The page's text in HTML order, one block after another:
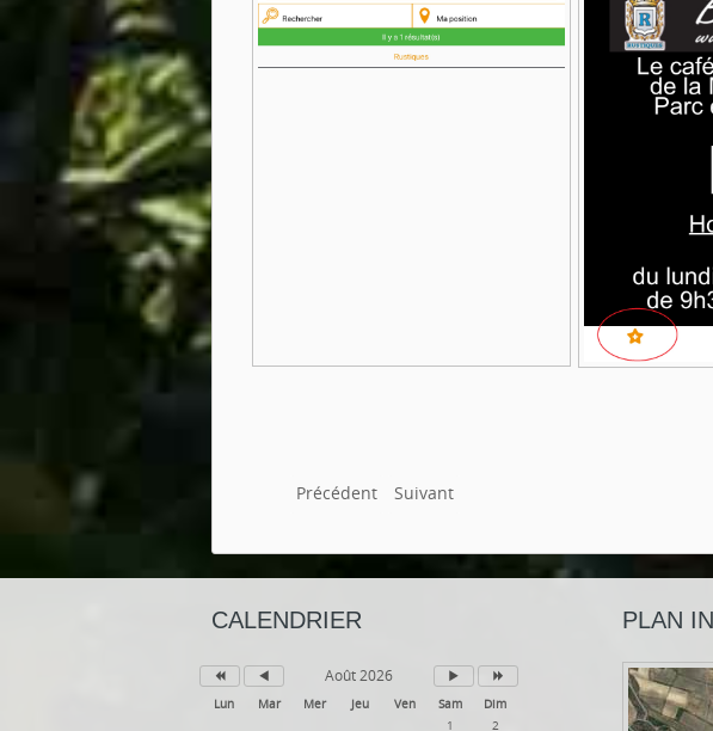
Précédent Suivant
CALENDRIER
Août 2026
Lun Mar Mer Jeu Ven Sam
Dim
1
2
PLAN